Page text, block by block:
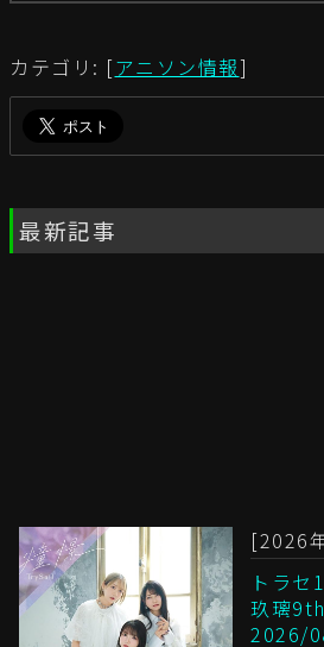
カテゴリ: [アニソン情報]
最新記事
[2026
トラ
玖璃
2026/